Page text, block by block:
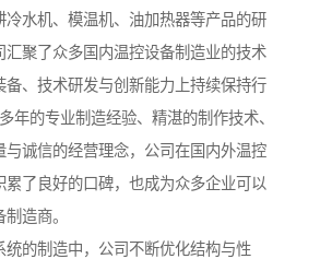
冷水机、模温机、油加热器等产品的研
汇聚了众多国内温控设备制造业的技术
备、技术研发与创新能力上持续保持行
年的专业制造经验、精湛的制作技术、
与诚信的经营理念，公司在国内外温控
累了良好的口碑，也成为众多企业可以
造商。
统的制造中，公司不断优化结构与性